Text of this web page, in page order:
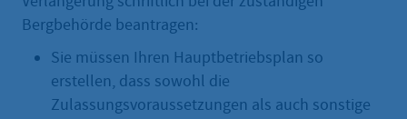
Bergbehörde beantragen:
Sie müssen Ihren Hauptbetriebsplan so
erstellen, dass sowohl die
Zulassungsvoraussetzungen als auch sonstige